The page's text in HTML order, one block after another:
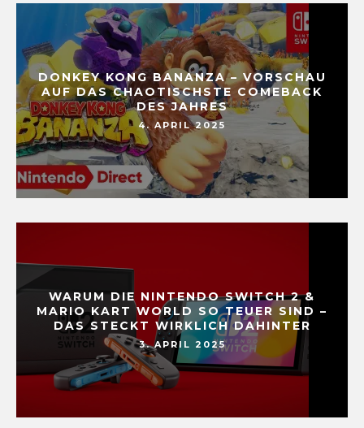
DONKEY KONG BANANZA – VORSCHAU
AUF DAS CHAOTISCHSTE COMEBACK
DES JAHRES
4. APRIL 2025
WARUM DIE NINTENDO SWITCH 2 &
MARIO KART WORLD SO TEUER SIND –
DAS STECKT WIRKLICH DAHINTER
3. APRIL 2025